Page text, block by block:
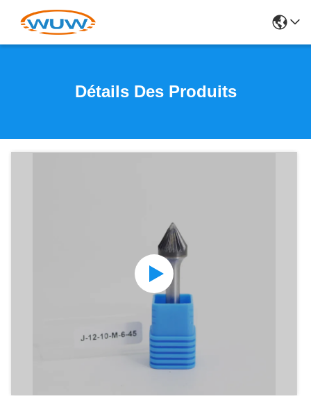
Détails Des Produits